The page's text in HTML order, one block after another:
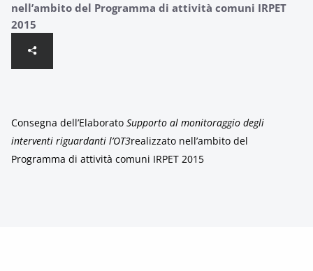
nell’ambito del Programma di attività comuni IRPET
2015
Consegna dell’Elaborato Supporto al monitoraggio degli
interventi riguardanti l’OT3realizzato nell’ambito del
Programma di attività comuni IRPET 2015